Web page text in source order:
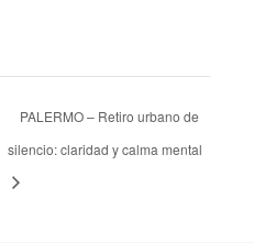
PALERMO – Retiro urbano de
silencio: claridad y calma mental